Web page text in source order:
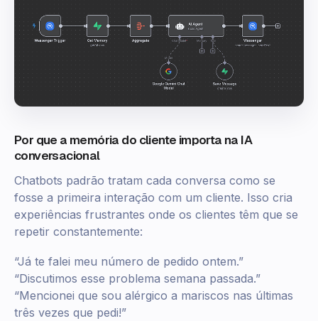
Por que a memória do cliente importa na IA
conversacional
Chatbots padrão tratam cada conversa como se
fosse a primeira interação com um cliente. Isso cria
experiências frustrantes onde os clientes têm que se
repetir constantemente:
“Já te falei meu número de pedido ontem.”
“Discutimos esse problema semana passada.”
“Mencionei que sou alérgico a mariscos nas últimas
três vezes que pedi!”